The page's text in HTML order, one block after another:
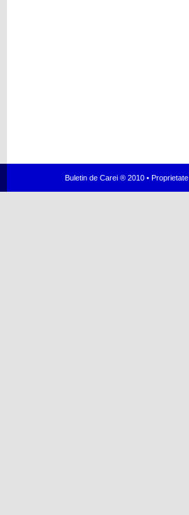
Buletin de Carei ® 2010 •